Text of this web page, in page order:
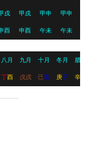
戌 甲戌 甲申 甲申
酉 申酉 午未 午未
八月 九月 十月 冬月 腊月
丁酉 戊戌 己亥 庚子 辛